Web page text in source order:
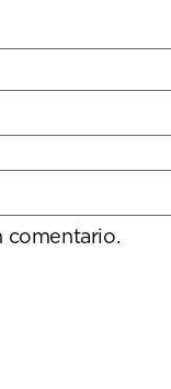
comentario.